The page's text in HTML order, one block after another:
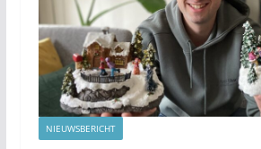
NIEUWSBERICHT